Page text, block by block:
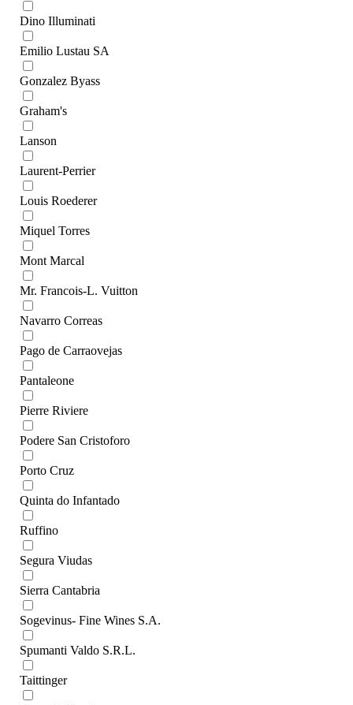
Dino Illuminati
Emilio Lustau SA
Gonzalez Byass
Graham's
Lanson
Laurent-Perrier
Louis Roederer
Miquel Torres
Mont Marcal
Mr. Francois-L. Vuitton
Navarrо Correas
Pago de Carraovejas
Pantaleone
Pierre Riviere
Podere San Cristoforo
Porto Cruz
Quinta do Infantado
Ruffino
Segura Viudas
Sierra Cantabria
Sogevinus- Fine Wines S.A.
Spumanti Valdo S.R.L.
Taittinger